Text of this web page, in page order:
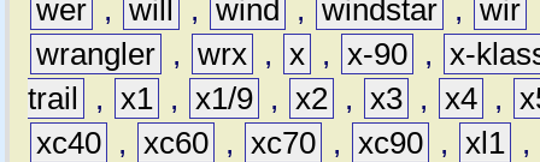
wer , will , wind , windstar , wir
wrangler , wrx , x , x-90 , x-
trail
, x1 , x1/9 , x2 , x3 , x4 ,
xc40 , xc60 , xc70 , xc90 , xl1 ,